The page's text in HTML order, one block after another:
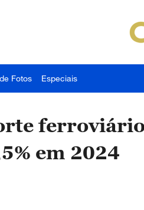
Fotos Especiais
em 2024